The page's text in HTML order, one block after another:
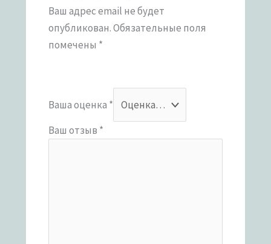
Ваш адрес email не будет
опубликован.Обязательные поля
помечены *
Ваша оценка *
Ваш отзыв *